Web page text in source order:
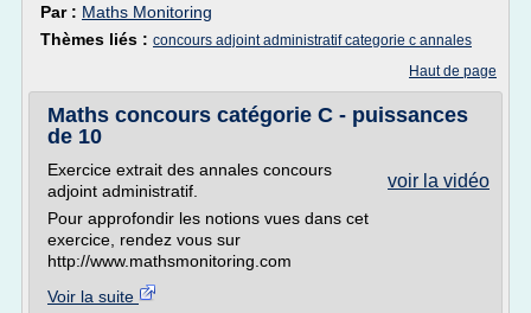
Par : Maths Monitoring
Thèmes liés : concours adjoint administratif categorie c annales
Haut de page
Maths concours catégorie C - puissances
de 10
voir la vidéo
Exercice extrait des annales concours
adjoint administratif.
Pour approfondir les notions vues dans cet
exercice, rendez vous sur
http://www.mathsmonitoring.com
Voir la suite